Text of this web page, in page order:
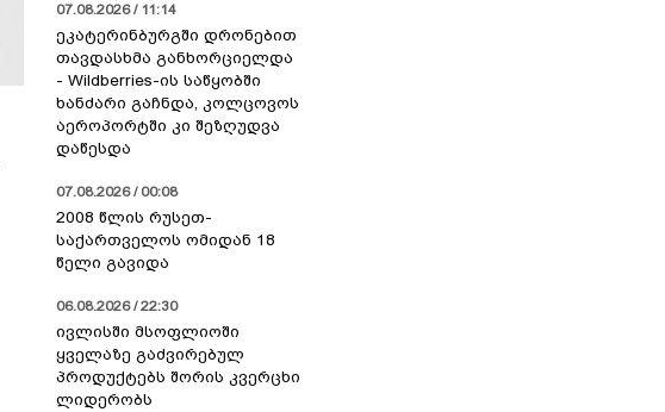
07.08.2026 / 11:14
ეკატერინბურგში დრონებით
თავდასხმა განხორციელდა
- Wildberries-ის საწყობში
ხანძარი გაჩნდა, კოლცოვოს
აეროპორტში კი შეზღუდვა
დაწესდა
07.08.2026 / 00:08
2008 წლის რუსეთ-
საქართველოს ომიდან 18
წელი გავიდა
06.08.2026 / 22:30
ივლისში მსოფლიოში
ყველაზე გაძვირებულ
პროდუქტებს შორის კვერცხი
ლიდერობს